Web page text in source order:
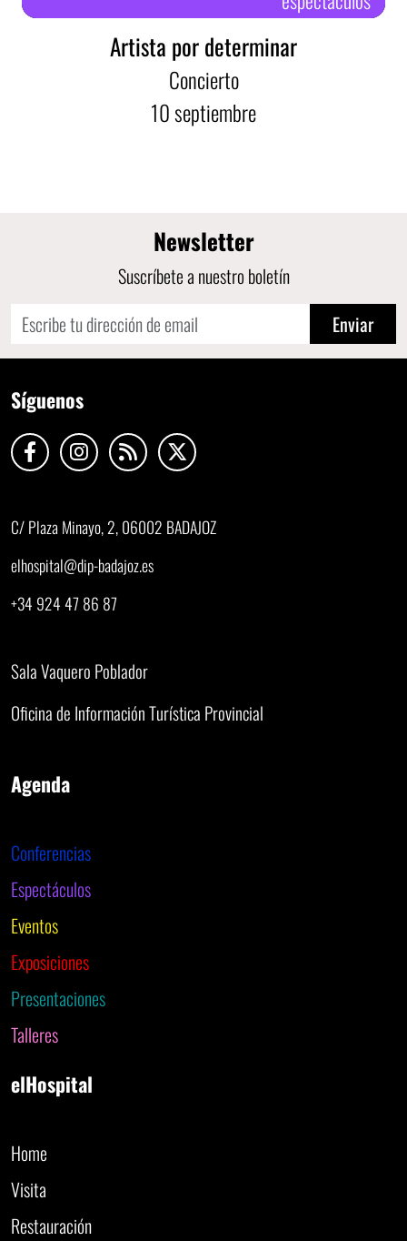
Artista por determinar
Concierto
10septiembre
Newsletter
Suscríbete a nuestro boletín
Enviar
Síguenos
C/ Plaza Minayo, 2, 06002 BADAJOZ
elhospital@dip-badajoz.es
+34 924 47 86 87
Sala Vaquero Poblador
Oficina de Información Turística Provincial
Agenda
Conferencias
Espectáculos
Eventos
Exposiciones
Presentaciones
Talleres
elHospital
Home
Visita
Restauración